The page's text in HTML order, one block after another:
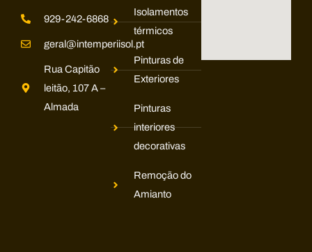
929-242-6868
geral@intemperiisol.pt
Rua Capitão
leitão, 107 A –
Almada
Isolamentos
térmicos
Pinturas de
Exteriores
Pinturas
interiores
decorativas
Remoção do
Amianto